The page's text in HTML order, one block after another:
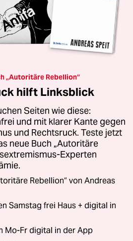
„Autoritäre Rebellion“
hilft Linksblick
Seiten wie diese:
und mit klarer Kante gegen
und Rechtsruck. Teste jetzt
neue Buch „Autoritäre
Experten
Rebellion“ von Andreas
Samstag frei Haus + digital in
Mo-Fr digital in der App